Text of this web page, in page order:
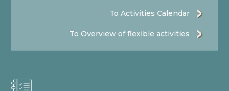
To Activities Calendar
To Overview of flexible activities